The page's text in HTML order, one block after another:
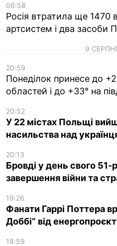
06:58
Росія втратила ще 1470
артсистем і два засоби
9
20:59
Понеділок принесе до
областей і до +33° на
20:52
У 22 містах Польщі
насильства над
20:13
Бровді у день свого 51-
завершення війни та
19:26
Фанати Гаррі Поттера
Доббі” від
18:59